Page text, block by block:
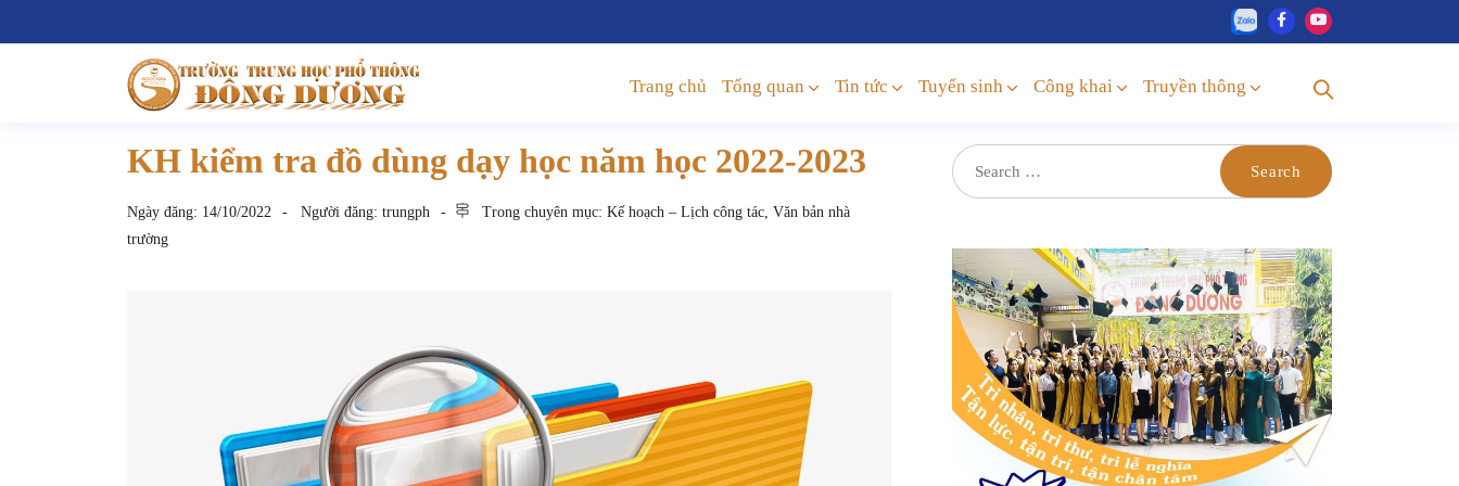
Trang chủ Tổng quan Tin tức Tuyển sinh Công khai Truyền thông
KH kiểm tra đồ dùng dạy học năm học 2022-2023
Ngày đăng: 14/10/2022 Người đăng: trungph Trong chuyên mục: Kế hoạch – Lịch công tác, Văn bản nhà
trường